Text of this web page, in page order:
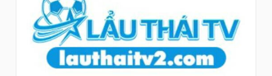
Seguidoras